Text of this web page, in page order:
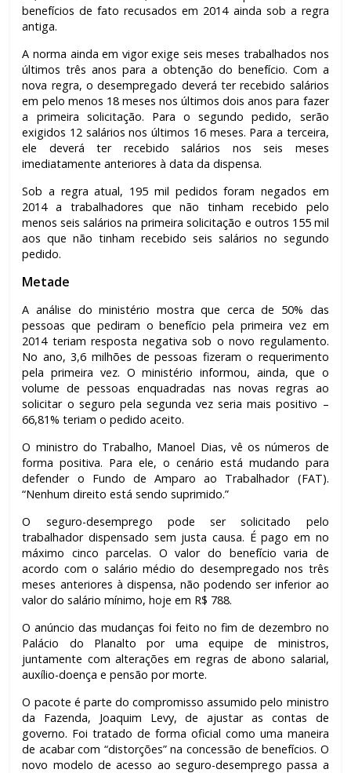
benefícios de fato recusados em 2014 ainda sob a regra
antiga.
A norma ainda em vigor exige seis meses trabalhados nos
últimos três anos para a obtenção do benefício. Com a
nova regra, o desempregado deverá ter recebido salários
em pelo menos 18 meses nos últimos dois anos para fazer
a primeira solicitação. Para o segundo pedido, serão
exigidos 12 salários nos últimos 16 meses. Para a terceira,
ele deverá ter recebido salários nos seis meses
imediatamente anteriores à data da dispensa.
Sob a regra atual, 195 mil pedidos foram negados em
2014 a trabalhadores que não tinham recebido pelo
menos seis salários na primeira solicitação e outros 155 mil
aos que não tinham recebido seis salários no segundo
pedido.
Metade
A análise do ministério mostra que cerca de 50% das
pessoas que pediram o benefício pela primeira vez em
2014 teriam resposta negativa sob o novo regulamento.
No ano, 3,6 milhões de pessoas fizeram o requerimento
pela primeira vez. O ministério informou, ainda, que o
volume de pessoas enquadradas nas novas regras ao
solicitar o seguro pela segunda vez seria mais positivo –
66,81% teriam o pedido aceito.
O ministro do Trabalho, Manoel Dias, vê os números de
forma positiva. Para ele, o cenário está mudando para
defender o Fundo de Amparo ao Trabalhador (FAT).
“Nenhum direito está sendo suprimido.”
O seguro-desemprego pode ser solicitado pelo
trabalhador dispensado sem justa causa. É pago em no
máximo cinco parcelas. O valor do benefício varia de
acordo com o salário médio do desempregado nos três
meses anteriores à dispensa, não podendo ser inferior ao
valor do salário mínimo, hoje em R$ 788.
O anúncio das mudanças foi feito no fim de dezembro no
Palácio do Planalto por uma equipe de ministros,
juntamente com alterações em regras de abono salarial,
auxílio-doença e pensão por morte.
O pacote é parte do compromisso assumido pelo ministro
da Fazenda, Joaquim Levy, de ajustar as contas de
governo. Foi tratado de forma oficial como uma maneira
de acabar com “distorções” na concessão de benefícios. O
novo modelo de acesso ao seguro-desemprego passa a